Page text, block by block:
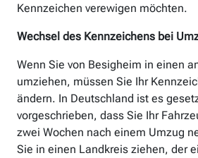
Kennzeichen verewigen möchten.
Wechsel des Kennzeichens bei
Wenn Sie von Besigheim in einen
umziehen, müssen Sie Ihr
ändern. In Deutschland ist es
vorgeschrieben, dass Sie Ihr
zwei Wochen nach einem Umzug
Sie in einen Landkreis ziehen, der